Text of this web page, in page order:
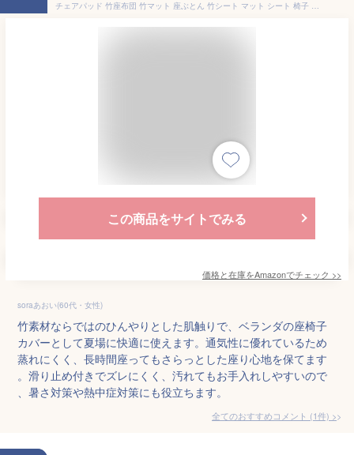
チェアパッド 竹座布団 竹マット 座ぶとん 竹シート マット シート 椅子 クッション 背当てクッション シーツ 座布団 洗える チェア 椅子 様式４ ソファー 熱中症対策 暑さ対策 通気いい チェアカバー 車用シートカバ 座椅子 冷たい 滑り止め 55*110cm 夏 蒸れない 足元
この商品をサイトでみる
価格と在庫をAmazonでチェック >>
soraあおい(60代・女性)
竹素材ならではのひんやりとした肌触りで、ベランダの座椅子
カバーとして夏場に快適に使えます。通気性に優れているため
蒸れにくく、長時間座ってもさらっとした座り心地を保てます
。滑り止め付きでズレにくく、汚れてもお手入れしやすいので
、暑さ対策や熱中症対策にも役立ちます。
全てのおすすめコメント (1件) >